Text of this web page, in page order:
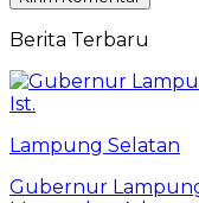
Berita Terbaru
Lampung Selatan
Gubernur